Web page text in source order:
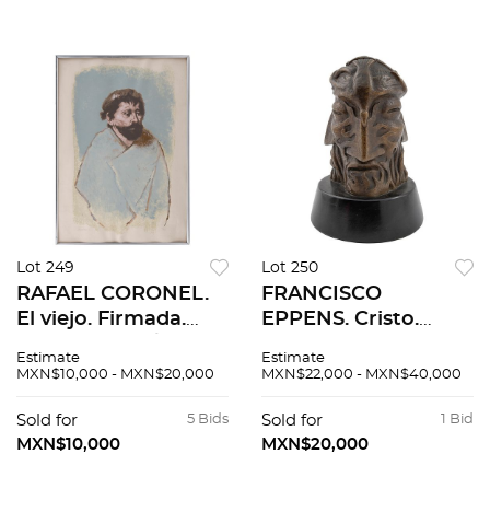
Lot 249
RAFAEL CORONEL.
El viejo. Firmada.
90 x 55 cm imagen /
Estimate
MXN$10,000 - MXN$20,000
5 Bids
Sold for
MXN$10,000
Lot 250
FRANCISCO
EPPENS. Cristo.
en bronce en base
19 cm medidas
totales con base
Estimate
MXN$22,000 - MXN$40,000
1 Bid
Sold for
MXN$20,000